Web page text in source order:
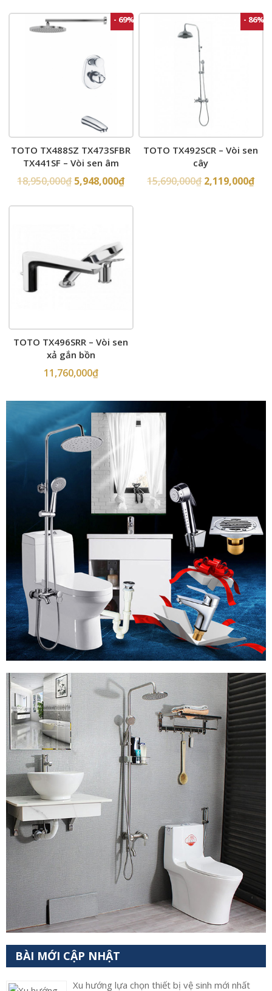
- 69%
TOTO TX488SZ TX473SFBR
TX441SF – Vòi sen âm
tường
18,950,000₫ 5,948,000₫
- 86%
TOTO TX492SCR – Vòi sen
cây
15,690,000₫ 2,119,000₫
TOTO TX496SRR – Vòi sen
xả gắn bồn
11,760,000₫
BÀI MỚI CẬP NHẬT
Xu hướng lựa chọn thiết bị vệ sinh mới nhất